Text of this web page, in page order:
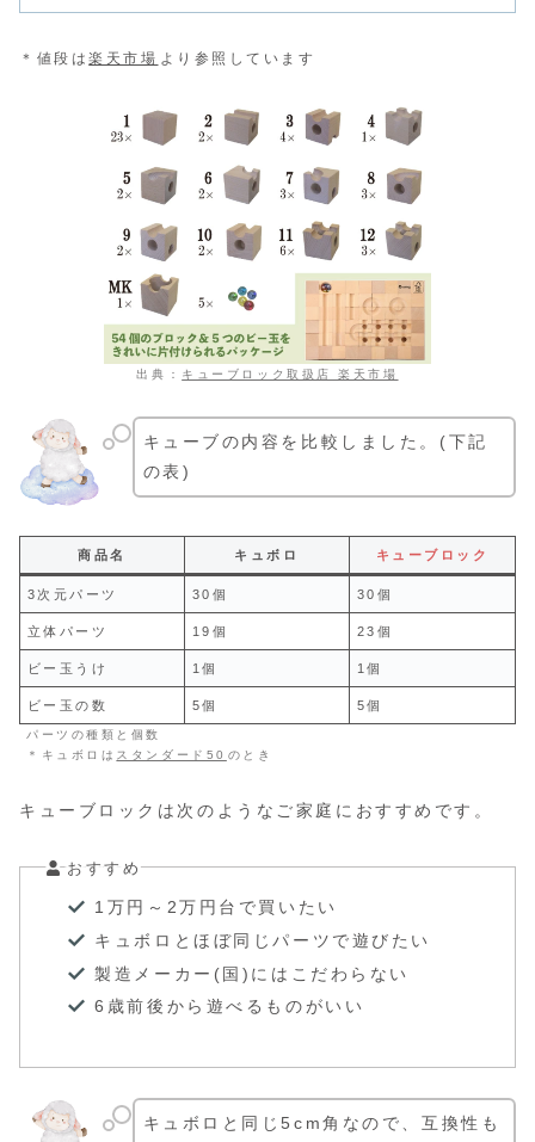
＊値段は楽天市場 より参照しています
出典： キューブロック取扱店 楽天市場
キューブの内容を比較しました。(下記
の表)
商品名 キュボロ キューブロック
3次元パーツ 30個 30個
立体パーツ 19個 23個
ビー玉うけ 1個 1個
ビー玉の数 5個 5個
パーツの種類と個数
＊キュボロは スタンダード50 のとき
キューブロックは次のようなご家庭におすすめです。
おすすめ
1万円～2万円台で買いたい
キュボロとほぼ同じパーツで遊びたい
製造メーカー(国)にはこだわらない
6歳前後から遊べるものがいい
キュボロと同じ5cm角なので、互換性も